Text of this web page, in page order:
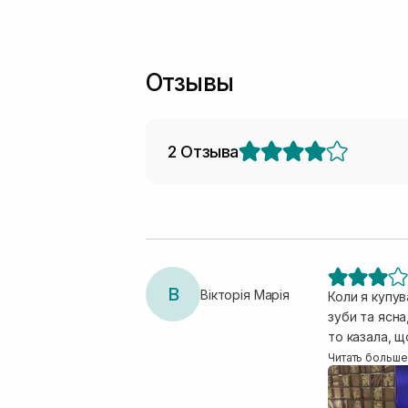
Отзывы
2 Отзыва
В Вікторія Марія
Коли я
зуби та ясна,
то казала,
давав мені
Читать больше